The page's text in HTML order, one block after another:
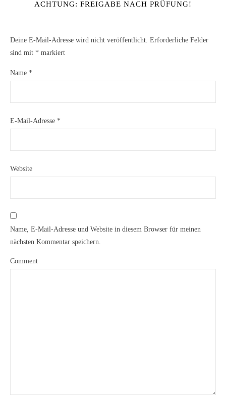
ACHTUNG: FREIGABE NACH PRÜFUNG!
Deine E-Mail-Adresse wird nicht veröffentlicht. Erforderliche Felder
sind mit * markiert
Name *
E-Mail-Adresse *
Website
Name, E-Mail-Adresse und Website in diesem Browser für meinen
nächsten Kommentar speichern.
Comment